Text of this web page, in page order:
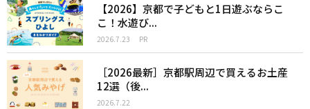
【2026】京都で子どもと1日遊ぶならこ
こ！水遊び...
2026.7.23 PR
［2026最新］京都駅周辺で買えるお土産
12選（後...
2026.7.22